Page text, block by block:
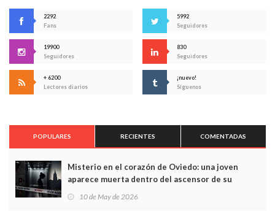
2292
Fans
5992
Seguidores
19900
Seguidores
830
Seguidores
+ 6200
Lectores diarios
¡nuevo!
Síguenos
POPULARES RECIENTES COMENTADAS
Misterio en el corazón de Oviedo: una joven
aparece muerta dentro del ascensor de su
10 de May de 2026